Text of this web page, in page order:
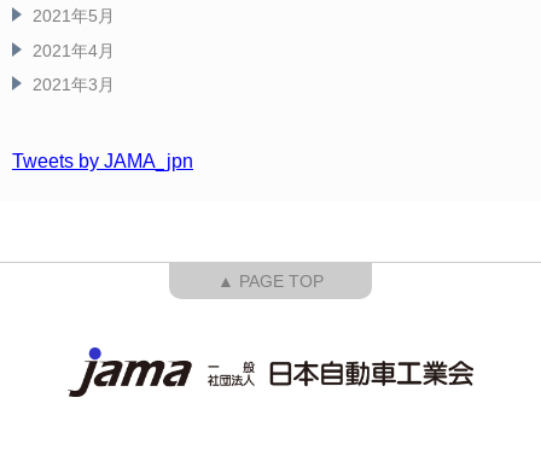
2021年5月
2021年4月
2021年3月
Tweets by JAMA_jpn
▲ PAGE TOP